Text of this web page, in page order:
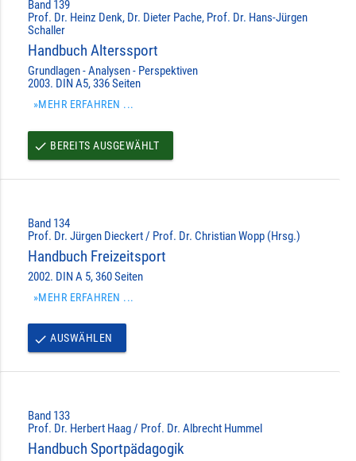
Band 139
Prof. Dr. Heinz Denk, Dr. Dieter Pache, Prof. Dr. Hans-Jürgen
Schaller
Handbuch Alterssport
Grundlagen - Analysen - Perspektiven
2003. DIN A5, 336 Seiten
»MEHR ERFAHREN ...
done BEREITS AUSGEWÄHLT
Band 134
Prof. Dr. Jürgen Dieckert / Prof. Dr. Christian Wopp (Hrsg.)
Handbuch Freizeitsport
2002. DIN A 5, 360 Seiten
»MEHR ERFAHREN ...
done AUSWÄHLEN
Band 133
Prof. Dr. Herbert Haag / Prof. Dr. Albrecht Hummel
Handbuch Sportpädagogik